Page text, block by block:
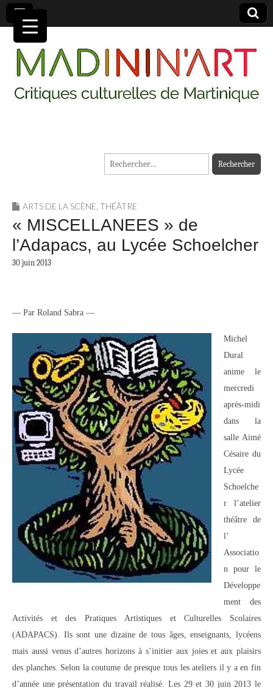
MADININ'ART
Rechercher :
ARTS DE LA SCÈNE, THÉÂTRE
« MISCELLANEES » de
l’Adapacs, au Lycée Schoelcher
30 juin 2013
— Par Roland Sabra —
Michel
Dural
anime le
mercredi
après-midi
dans la
salle Aimé
Césaire du
Lycée
Schoelche
r l’atelier
théâtre de
l’
Associatio
n pour le
Développe
ment des
Activités et des Pratiques Artistiques et Culturelles Scolaires
(ADAPACS). Ils sont une dizaine de tous âges, enseignants, lycéens
mais aussi venus d’autres horizons à s’initier aux joies et aux plaisirs
des planches. Selon la coutume de presque tous les ateliers il y a en fin
d’année une présentation du travail réalisé. Les 29 et 30 juin 2013 le